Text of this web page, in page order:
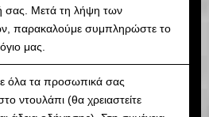
σας. Μετά τη λήψη των
παρακαλούμε συμπληρώστε το
μας.
όλα τα προσωπικά σας
ντουλάπι (θα χρειαστείτε